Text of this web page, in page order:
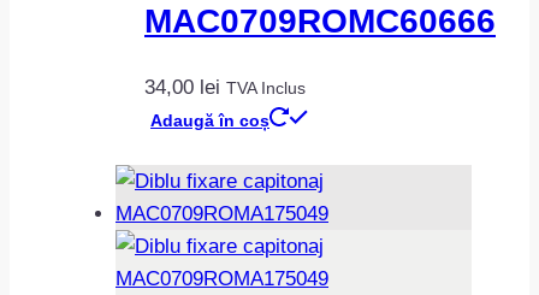
MAC0709ROMC60666
34,00 lei TVA Inclus
Adaugă în coș